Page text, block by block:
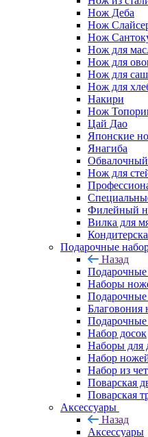
Нож Деба
Нож
Нож
Нож для
Нож для
Нож для
Нож для
Накири
Нож
Цай Дао
Японские
Янагиба
Нож для
Филейный
Вилка для
Подарочные
Назад
Наборы
Благовония
Набор досок
Наборы для
Набор
Набор из
Поварская
Поварская
Аксессуары
Назад
Аксессуары